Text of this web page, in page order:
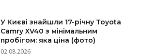
У Києві знайшли 17-річну Toyota
Camry XV40 з мінімальним
пробігом: яка ціна (фото)
02.08.2026